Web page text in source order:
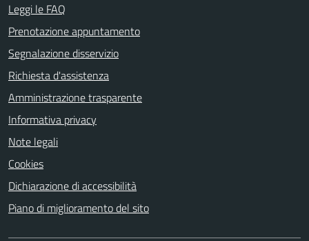
Leggi le FAQ
Prenotazione appuntamento
Segnalazione disservizio
Richiesta d'assistenza
Amministrazione trasparente
Informativa privacy
Note legali
Cookies
Dichiarazione di accessibilità
Piano di miglioramento del sito